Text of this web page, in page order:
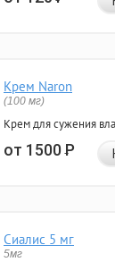
Крем Naron
(100 мг)
Крем для сужения
от 1500Р
Сиалис 5 мг
5мг